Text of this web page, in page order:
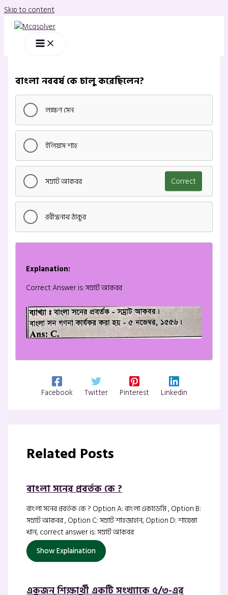
Skip to content
বাংলা নববর্ষ কে চালু করেছিলেন?
লক্ষণ সেন
ইলিয়াস শাহ
সম্রাট আকবর Correct
রবীন্দ্রনাথ ঠাকুর
Explanation:
Correct Answer is: সম্রাট আকবর
Facebook Twitter Pinterest Linkedin
Related Posts
বাংলা সনের প্রবর্তক কে ?
বাংলা সনের প্রবর্তক কে ? Option A: বাংলা একাডেমি , Option B:
সম্রাট আকবর , Option C: সম্রাট শাহজাহান, Option D: শায়েস্তা
খান, correct answer is: সম্রাট আকবর
Show Explaination
একজন শিক্ষার্থী একটি সংখ্যাকে ৫/৩-এর